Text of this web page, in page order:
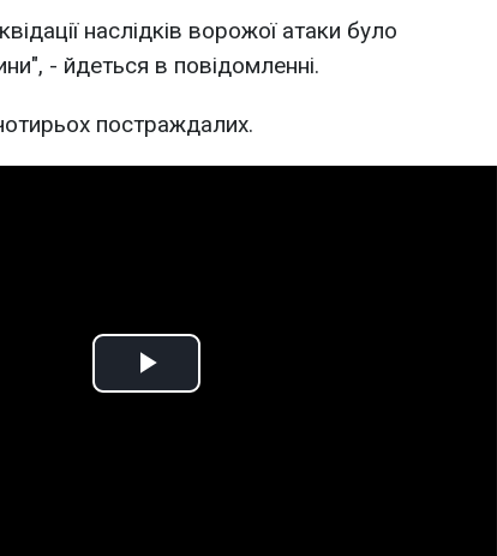
наслідків ворожої атаки було
- йдеться в повідомленні.
постраждалих.
Play